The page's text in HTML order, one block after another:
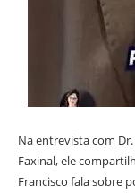
Na entrevista com
Faxinal, ele
Francisco fala sobre